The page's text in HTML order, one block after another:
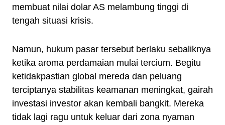
membuat nilai dolar AS melambung tinggi di
tengah situasi krisis.
Namun, hukum pasar tersebut berlaku sebaliknya
ketika aroma perdamaian mulai tercium. Begitu
ketidakpastian global mereda dan peluang
terciptanya stabilitas keamanan meningkat, gairah
investasi investor akan kembali bangkit. Mereka
tidak lagi ragu untuk keluar dari zona nyaman